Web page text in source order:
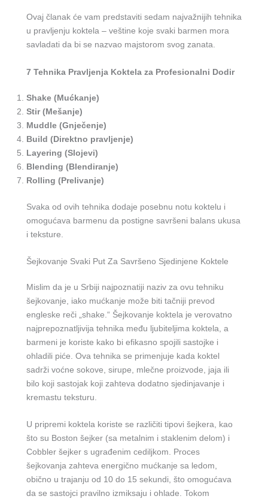
Ovaj članak će vam predstaviti sedam najvažnijih tehnika
u pravljenju koktela – veštine koje svaki barmen mora
savladati da bi se nazvao majstorom svog zanata.
7 Tehnika Pravljenja Koktela za Profesionalni Dodir
Shake (Mućkanje)
Stir (Mešanje)
Muddle (Gnječenje)
Build (Direktno pravljenje)
Layering (Slojevi)
Blending (Blendiranje)
Rolling (Prelivanje)
Svaka od ovih tehnika dodaje posebnu notu koktelu i
omogućava barmenu da postigne savršeni balans ukusa
i teksture.
Šejkovanje Svaki Put Za Savršeno Sjedinjene Koktele
Mislim da je u Srbiji najpoznatiji naziv za ovu tehniku
šejkovanje, iako mućkanje može biti tačniji prevod
engleske reči „shake.“ Šejkovanje koktela je verovatno
najprepoznatljivija tehnika među ljubiteljima koktela, a
barmeni je koriste kako bi efikasno spojili sastojke i
ohladili piće. Ova tehnika se primenjuje kada koktel
sadrži voćne sokove, sirupe, mlečne proizvode, jaja ili
bilo koji sastojak koji zahteva dodatno sjedinjavanje i
kremastu teksturu.
U pripremi koktela koriste se različiti tipovi šejkera, kao
što su Boston šejker (sa metalnim i staklenim delom) i
Cobbler šejker s ugrađenim cediljkom. Proces
šejkovanja zahteva energično mućkanje sa ledom,
obično u trajanju od 10 do 15 sekundi, što omogućava
da se sastojci pravilno izmiksaju i ohlade. Tokom